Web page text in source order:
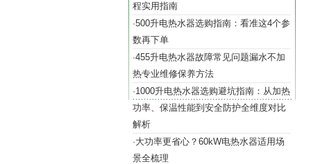
程实用指南
·500升电热水器选购指南：看准这4个参
数再下单
·455升电热水器故障常见问题漏水不加
热专业维修保养方法
·1000升电热水器选购避坑指南：从加热
功率、保温性能到安全防护全维度对比
解析
·大功率更省心？60kW电热水器适用场
景全梳理